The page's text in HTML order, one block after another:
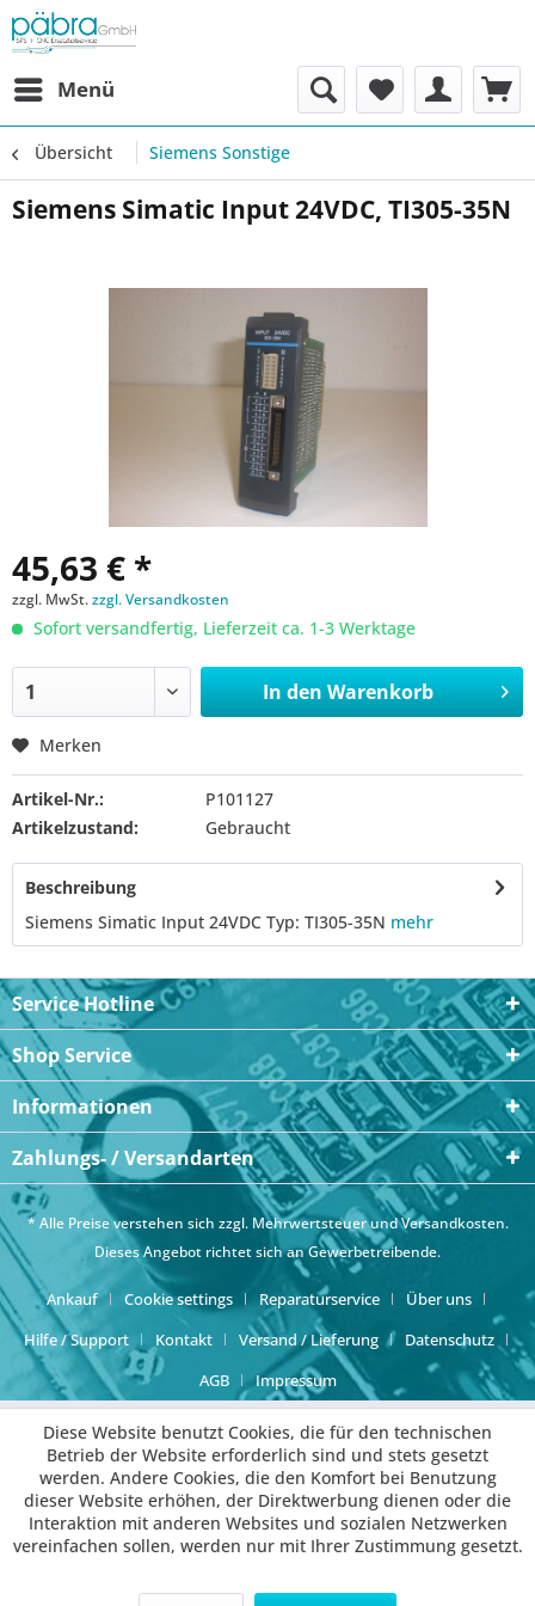
Menü
Übersicht Siemens Sonstige
Siemens Simatic Input 24VDC, TI305-35N
45,63 € *
zzgl. MwSt.zzgl. Versandkosten
Sofort versandfertig, Lieferzeit ca. 1-3 Werktage
In den Warenkorb
Merken
Artikel-Nr.:
P101127
Artikelzustand:
Gebraucht
Beschreibung
Siemens Simatic Input 24VDC Typ: TI305-35N mehr
Service Hotline
Shop Service
Informationen
Zahlungs- / Versandarten
* Alle Preise verstehen sich zzgl. Mehrwertsteuer undVersandkosten.
Dieses Angebot richtet sich an Gewerbetreibende.
Ankauf Cookie settings Reparaturservice
Über uns
Hilfe / Support
Kontakt Versand / Lieferung
Datenschutz
AGB
Impressum
Diese Website benutzt Cookies, die für den technischen
Betrieb der Website erforderlich sind und stets gesetzt
werden. Andere Cookies, die den Komfort bei Benutzung
dieser Website erhöhen, der Direktwerbung dienen oder die
Interaktion mit anderen Websites und sozialen Netzwerken
vereinfachen sollen, werden nur mit Ihrer Zustimmung gesetzt.